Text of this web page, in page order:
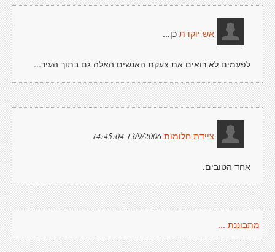
אש יוקדת כן...
לפעמים לא רואים את צעקת האנשים האלה גם בתוך העיר...
ציידת חלומות 13/9/2006 14:45:04
אחד הטובים.
מתבוננת ...